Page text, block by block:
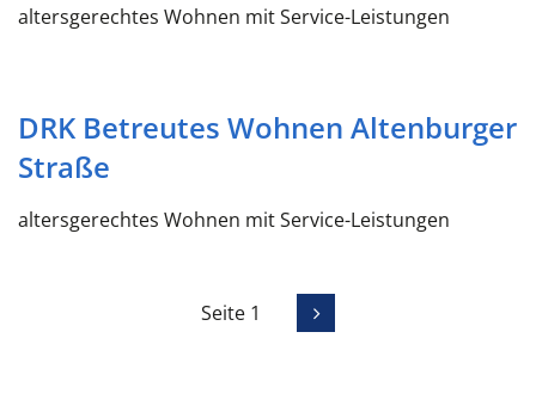
altersgerechtes Wohnen mit Service-Leistungen
DRK Betreutes Wohnen Altenburger
Straße
altersgerechtes Wohnen mit Service-Leistungen
Seite 1